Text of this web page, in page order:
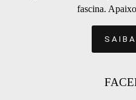
fascina.